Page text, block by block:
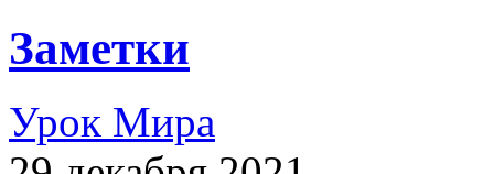
Заметки
Урок Мира